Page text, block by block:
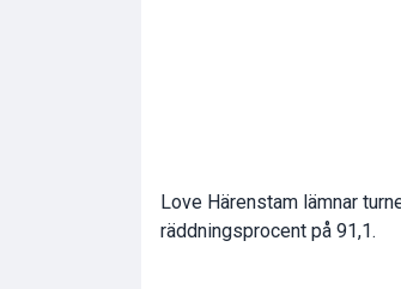
Love Härenstam lämnar
räddningsprocent på 91,1.